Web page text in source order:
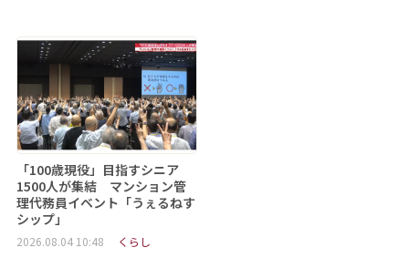
「100歳現役」目指すシニア
1500人が集結 マンション管
理代務員イベント「うぇるねす
シップ」
2026.08.04 10:48
くらし